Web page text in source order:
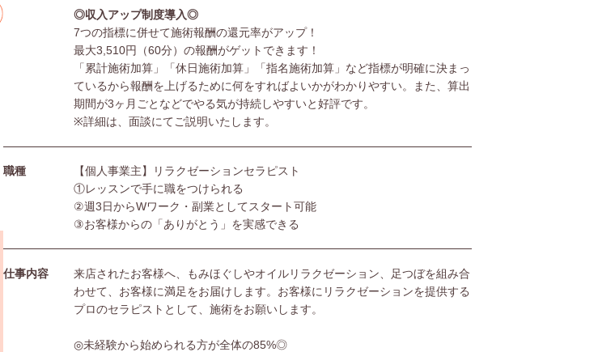
◎収入アップ制度導入◎
7つの指標に併せて施術報酬の還元率がアップ！
最大3,510円（60分）の報酬がゲットできます！
「累計施術加算」「休日施術加算」「指名施術加算」など指標が明確に決まっ
ているから報酬を上げるために何をすればよいかがわかりやすい。また、算出
期間が3ヶ月ごとなどでやる気が持続しやすいと好評です。
※詳細は、面談にてご説明いたします。
職種
【個人事業主】リラクゼーションセラピスト
①レッスンで手に職をつけられる
②週3日からWワーク・副業としてスタート可能
③お客様からの「ありがとう」を実感できる
仕事内容
来店されたお客様へ、もみほぐしやオイルリラクゼーション、足つぼを組み合
わせて、お客様に満足をお届けします。お客様にリラクゼーションを提供する
プロのセラピストとして、施術をお願いします。
◎未経験から始められる方が全体の85%◎